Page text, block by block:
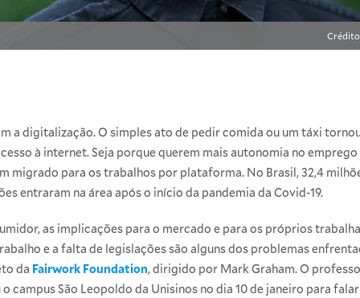
a digitalização. O simples ato de pedir comida ou um táxi
à internet. Seja porque querem mais autonomia no
migrado para os trabalhos por plataforma. No Brasil, 32,4
entraram na área após o início da pandemia da Covid-19.
as implicações para o mercado e para os próprios
e a falta de legislações são alguns dos problemas
da Fairwork Foundation, dirigido por Mark Graham. O
campus São Leopoldo da Unisinos no dia 10 de janeiro para